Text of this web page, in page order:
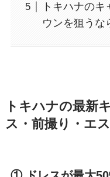
トキハナの
ウンを狙うな
トキハナの最新
ス・前撮り・エ